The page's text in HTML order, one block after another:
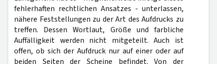
fehlerhaften rechtlichen Ansatzes - unterlassen,
nähere Feststellungen zu der Art des Aufdrucks zu
treffen. Dessen Wortlaut, Größe und farbliche
Auffälligkeit werden nicht mitgeteilt. Auch ist
offen, ob sich der Aufdruck nur auf einer oder auf
beiden Seiten der Scheine befindet. Von der